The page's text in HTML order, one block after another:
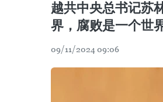
越共中央总书记苏
界，腐败是一个世
09/11/2024 09:06